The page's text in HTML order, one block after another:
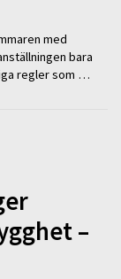
med
bara
regler som …
–